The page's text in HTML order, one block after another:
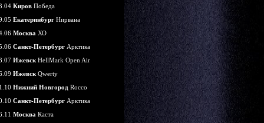
Киров Победа
Екатеринбург Нирвана
Москва ХО
Санкт-Петербург Арктика
Ижевск HellMark Open Air
Ижевск Qwerty
Нижний Новгород Rocco
Санкт-Петербург Арктика
Москва Каста